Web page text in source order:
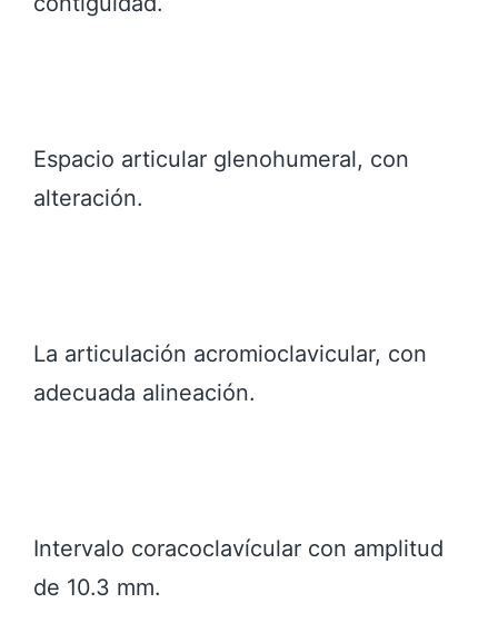
Espacio articular glenohumeral, con
alteración.
La articulación acromioclavicular, con
adecuada alineación.
Intervalo coracoclavícular con amplitud
de 10.3 mm.